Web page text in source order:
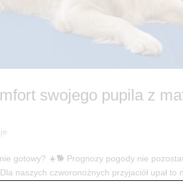
swojego pupila z
gotowy? ☀️🐕 Prognozy pogody nie
naszych czworonożnych przyjaciół upał to